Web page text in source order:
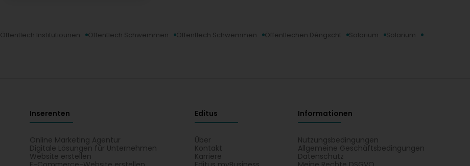
Öffentlech Institutiounen Öffentlech Schwemmen Öffentlech Schwemmen Öffentlechen Déngscht Solarium Solarium
Inserenten
Online Marketing Agentur
Digitale Lösungen für Unternehmen
Website erstellen
Editus
Über
Kontakt
Karriere
Informationen
Nutzungsbedingungen
Allgemeine Geschäftsbedingungen
Datenschutz